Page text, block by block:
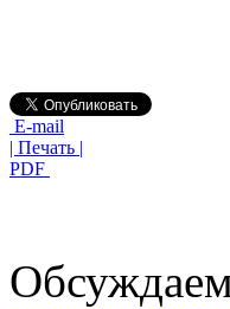
E-mail
| Печать |
PDF